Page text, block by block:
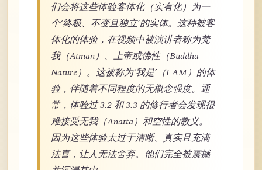
们会将这些体验客体化（实有化）为一
个‘终极、不变且独立’的实体。这种被客
体化的体验，在视频中被演讲者称为梵
我（Atman）、上帝或佛性（Buddha
Nature）。这被称为‘我是’（I AM）的体
验，伴随着不同程度的无概念强度。通
常，体验过 3.2 和 3.3 的修行者会发现很
难接受无我（Anatta）和空性的教义。
因为这些体验太过于清晰、真实且充满
法喜，让人无法舍弃。他们完全被震撼